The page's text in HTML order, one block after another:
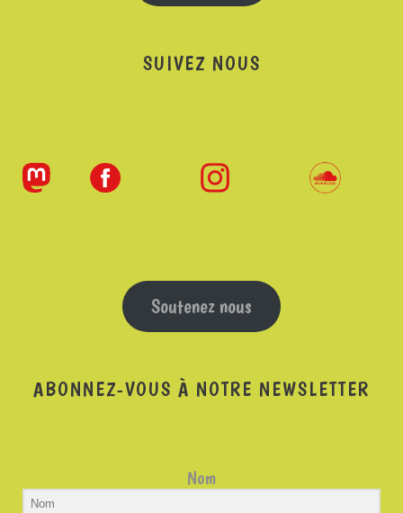
SUIVEZ NOUS
Soutenez nous
ABONNEZ-VOUS À NOTRE NEWSLETTER
Nom